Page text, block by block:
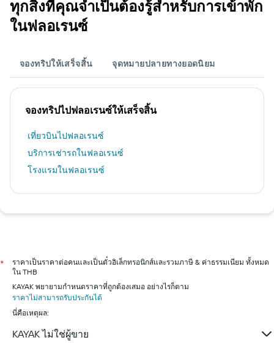
ทุกสิ่งที่คุณจำเป็นต้องรู้สำหรับการเข้าพัก
ในฟลอเรนซ์
จองทริปให้เสร็จสิ้น จุดหมายปลายทางยอดนิยม
จองทริปไปฟลอเรนซ์ให้เสร็จสิ้น
เที่ยวบินไปฟลอเรนซ์
บริการเช่ารถในฟลอเรนซ์
โรงแรมในฟลอเรนซ์
*
ราคาเป็นราคาต่อคนและเป็นตั๋วอิเล็กทรอนิกส์และรวมภาษี & ค่าธรรมเนียม ทั้งหมด
ใน THB
KAYAK พยายามกำหนดราคาที่ถูกต้องเสมอ อย่างไรก็ตาม
ราคาไม่สามารถรับประกันได้
นี่คือเหตุผล:
KAYAK ไม่ใช่ผู้ขาย